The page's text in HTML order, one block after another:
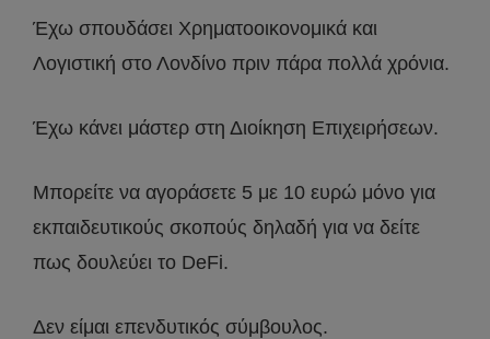
Έχω σπουδάσει Χρηματοοικονομικά και
Λογιστική στο Λονδίνο πριν πάρα πολλά χρόνια.
Έχω κάνει μάστερ στη Διοίκηση Επιχειρήσεων.
Μπορείτε να αγοράσετε 5 με 10 ευρώ μόνο για
εκπαιδευτικούς σκοπούς δηλαδή για να δείτε
πως δουλεύει το DeFi.
Δεν είμαι επενδυτικός σύμβουλος.